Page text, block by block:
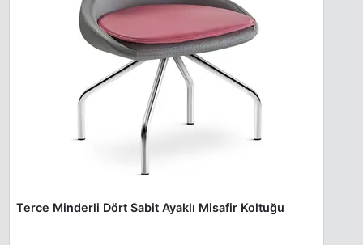
Terce Minderli Dört Sabit Ayaklı Misafir Koltuğu